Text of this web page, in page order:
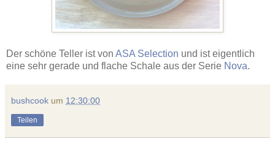
Der schöne Teller ist von ASA Selection und ist eigentlich
eine sehr gerade und flache Schale aus der Serie Nova.
bushcook um 12:30:00
Teilen